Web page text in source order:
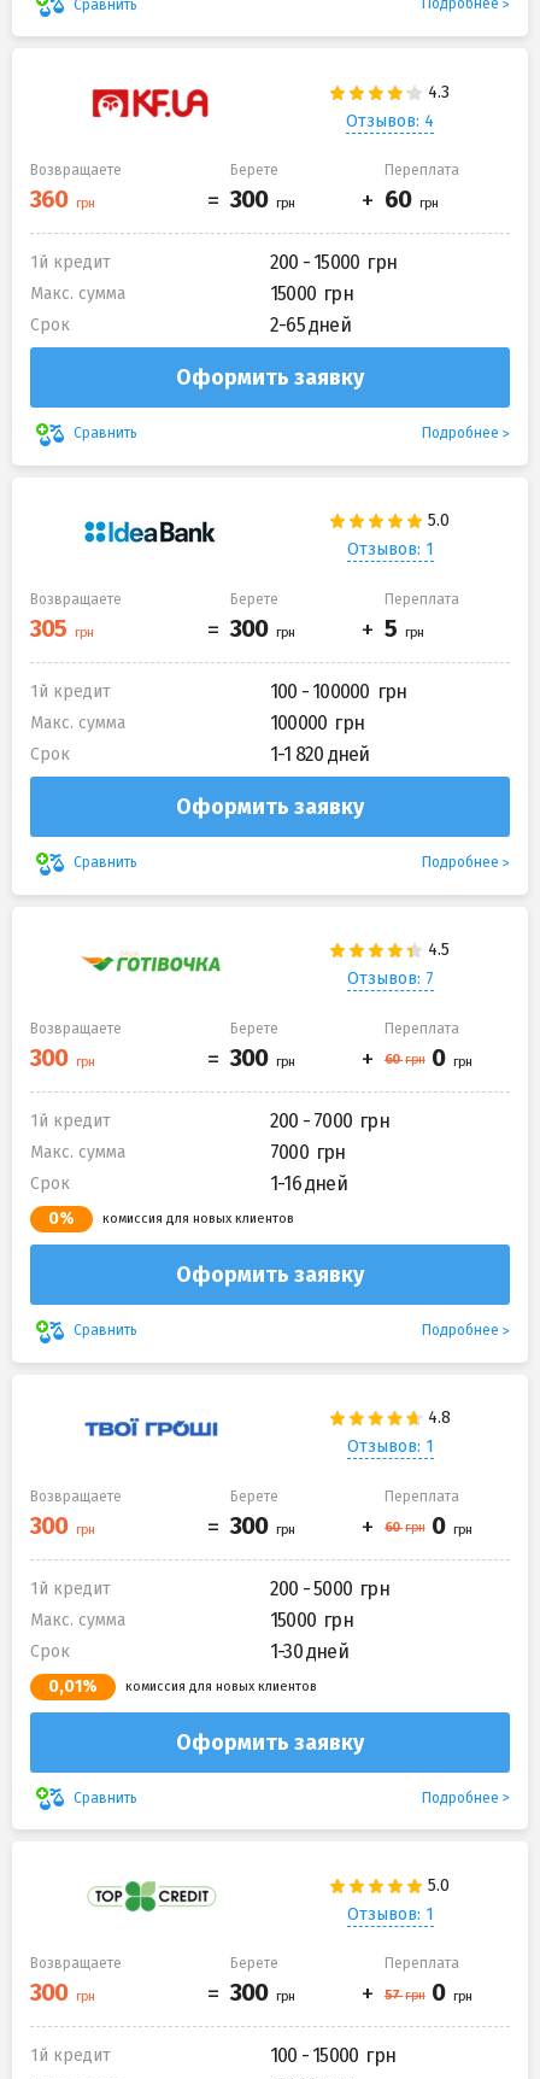
Сравнить Подробнее
Отзывов: 4
Возвращаете Берете Переплата
1й кредит 200 - 15000
Макс. сумма 15000
Срок 2-65 дней
Оформить заявку
Сравнить Подробнее
Отзывов: 1
Возвращаете Берете Переплата
1й кредит 100 - 100000
Макс. сумма 100000
Срок 1-1 820 дней
Оформить заявку
Сравнить Подробнее
Отзывов: 7
Возвращаете Берете Переплата
1й кредит 200 - 7000
Макс. сумма 7000
Срок 1-16 дней
0% комиссия для новых клиентов
Оформить заявку
Сравнить Подробнее
Отзывов: 1
Возвращаете Берете Переплата
1й кредит 200 - 5000
Макс. сумма 15000
Срок 1-30 дней
0,01% комиссия для новых клиентов
Оформить заявку
Сравнить Подробнее
Отзывов: 1
Возвращаете Берете Переплата
1й кредит 100 - 15000